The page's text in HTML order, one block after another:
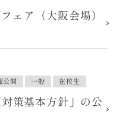
ェア（大阪会場）
公開 一般 在校生
策基本方針」の公